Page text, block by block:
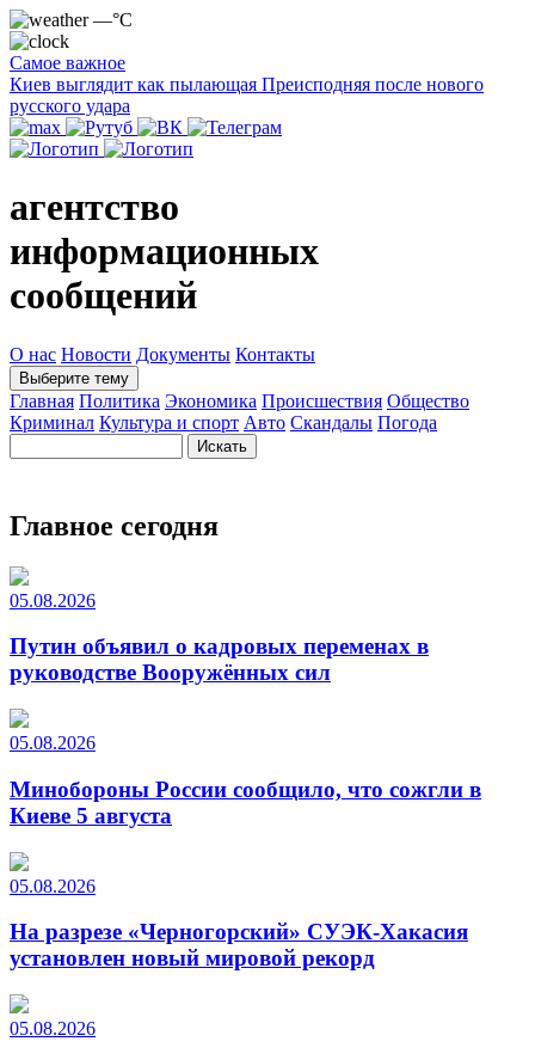
—°C
Самое важное
Киев выглядит как пылающая Преисподняя после нового
русского удара
агентство
информационных
сообщений
О нас Новости Документы Контакты
Выберите тему
Главная Политика Экономика Происшествия Общество
Криминал Культура и спорт Авто Скандалы Погода
Главное сегодня
05.08.2026
Путин объявил о кадровых переменах в
руководстве Вооружённых сил
05.08.2026
Минобороны России сообщило, что сожгли в
Киеве 5 августа
05.08.2026
На разрезе «Черногорский» СУЭК-Хакасия
установлен новый мировой рекорд
05.08.2026